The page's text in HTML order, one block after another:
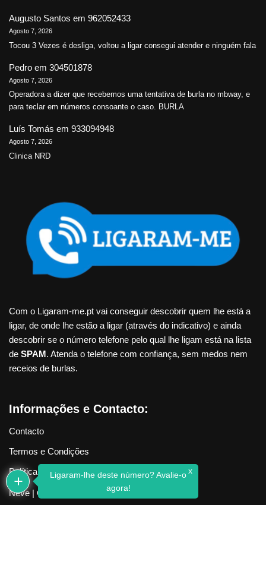
Augusto Santos em 962052433
Agosto 7, 2026
Tocou 3 Vezes é desliga, voltou a ligar consegui atender e ninguém fala
Pedro em 304501878
Agosto 7, 2026
Operadora a dizer que recebemos uma tentativa de burla no mbway, e
para teclar em números consoante o caso. BURLA
Luís Tomás em 933094948
Agosto 7, 2026
Clinica NRD
Com o Ligaram-me.pt vai conseguir descobrir quem lhe está a
ligar, de onde lhe estão a ligar (através do indicativo) e ainda
descobrir se o número telefone pelo qual lhe ligam está na lista
de SPAM. Atenda o telefone com confiança, sem medos nem
receios de burlas.
Informações e Contacto:
Contacto
Termos e Condições
Política de Privacidade
Neve| Criado com WordPress
Ligaram-lhe deste número? Avalie-o
agora!
x